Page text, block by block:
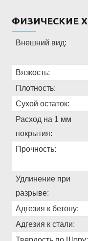
ФИЗИЧЕСКИЕ
Внешний вид:
Вязкость:
Плотность:
Сухой остаток:
Расход на 1 мм
покрытия:
Прочность:
Удлинение при
разрыве:
Адгезия к бетону:
Адгезия к стали: